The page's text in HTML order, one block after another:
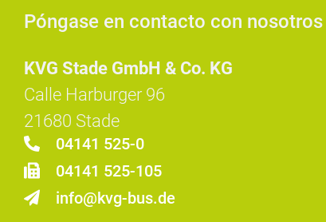
Póngase en contacto con nosotros
KVG Stade GmbH & Co. KG
Calle Harburger 96
21680 Stade
04141 525-0
04141 525-105
info@kvg-bus.de